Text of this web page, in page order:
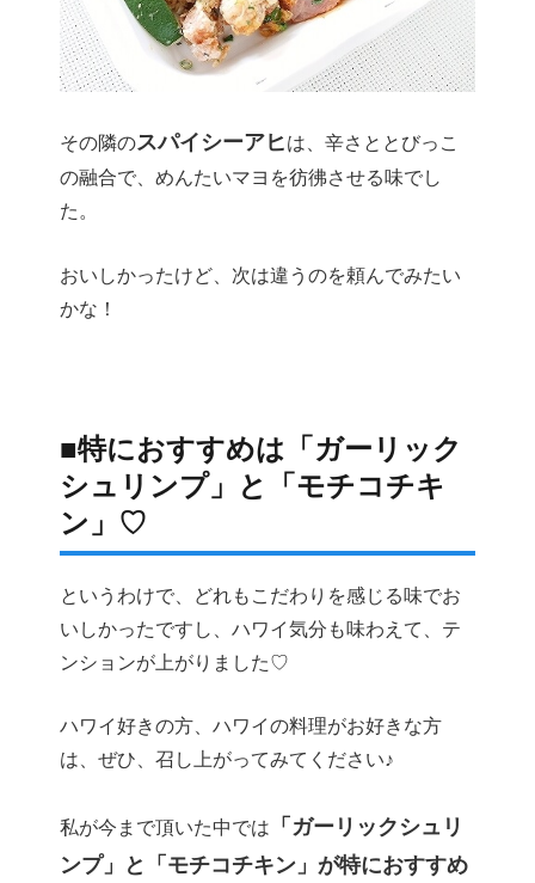
その隣のスパイシーアヒは、辛さととびっこ
の融合で、めんたいマヨを彷彿させる味でし
た。
おいしかったけど、次は違うのを頼んでみたい
かな！
■特におすすめは「ガーリック
シュリンプ」と「モチコチキ
ン」♡
というわけで、どれもこだわりを感じる味でお
いしかったですし、ハワイ気分も味わえて、テ
ンションが上がりました♡
ハワイ好きの方、ハワイの料理がお好きな方
は、ぜひ、召し上がってみてください♪
私が今まで頂いた中では
「ガーリックシュリ
ンプ」と「モチコチキン」が特におすすめ